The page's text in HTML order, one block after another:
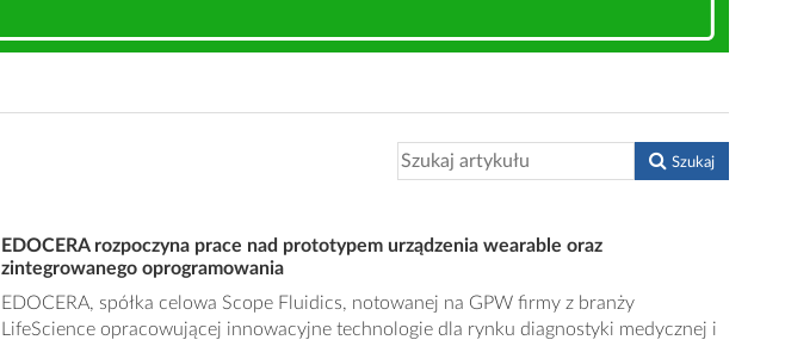
Szukaj
EDOCERA rozpoczyna prace nad prototypem urządzenia wearable oraz
zintegrowanego oprogramowania
EDOCERA, spółka celowa Scope Fluidics, notowanej na GPW firmy z branży
LifeScience opracowującej innowacyjne technologie dla rynku diagnostyki medycznej i